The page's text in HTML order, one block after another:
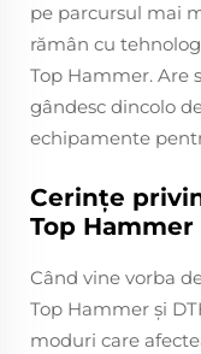
pe parcursul mai
rămân cu
Top Hammer. Are
gândesc dincolo
echipamente
Cerințe
Top Hammer
Când vine vorba
Top Hammer şi
moduri care